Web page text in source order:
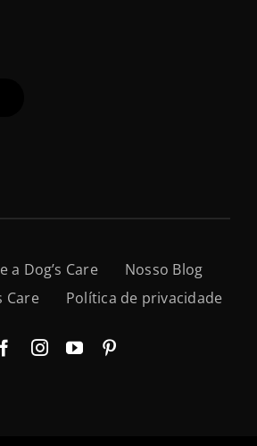
a Dog’s Care
Nosso Blog
Care
Política de privacidade